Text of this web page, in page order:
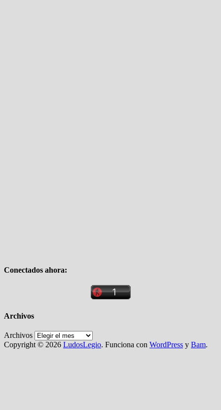
Conectados ahora:
Archivos
Archivos
Copyright © 2026 LudosLegio. Funciona con WordPress y Bam.